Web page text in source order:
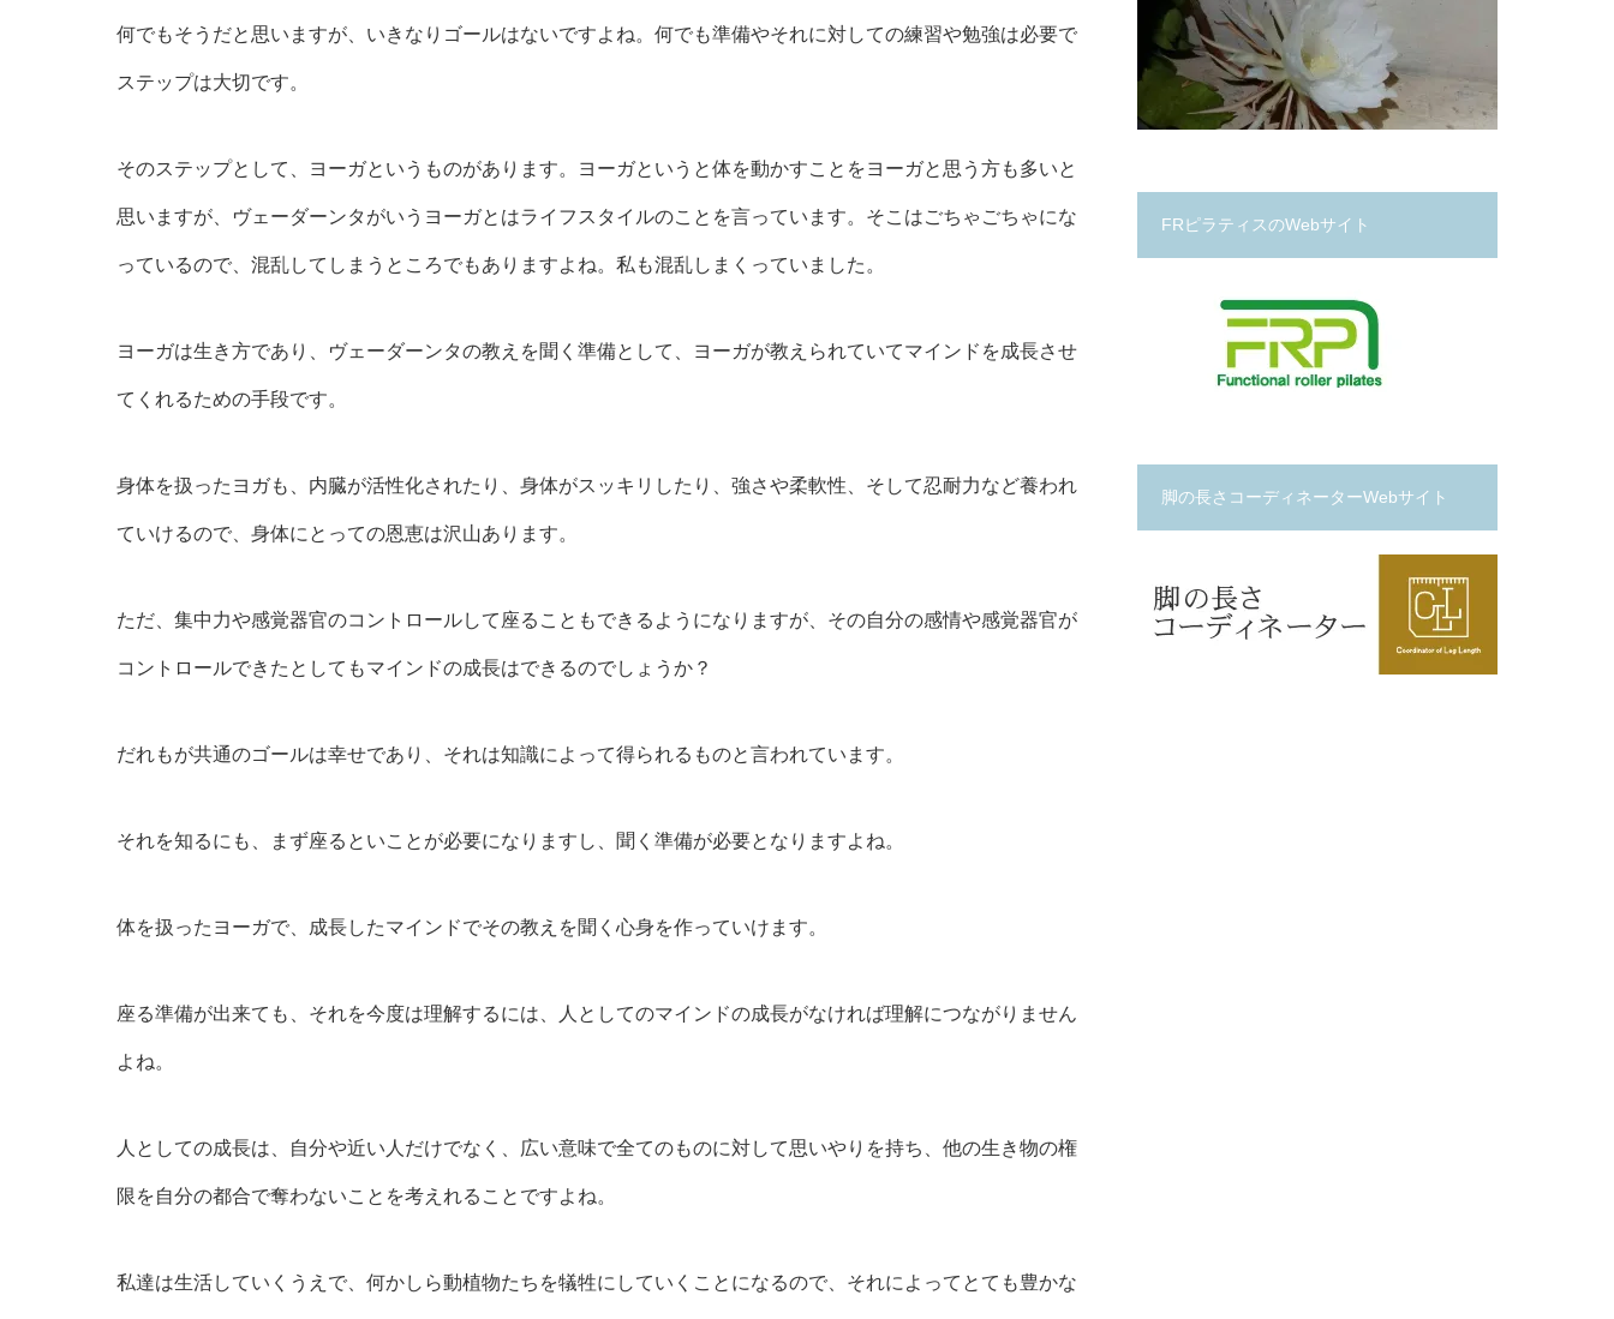
何でもそうだと思いますが、いきなりゴールはないですよね。何でも準備やそれに対しての練習や勉強は必要で
ステップは大切です。
そのステップとして、ヨーガというものがあります。ヨーガというと体を動かすことをヨーガと思う方も多いと
思いますが、ヴェーダーンタがいうヨーガとはライフスタイルのことを言っています。そこはごちゃごちゃにな
っているので、混乱してしまうところでもありますよね。私も混乱しまくっていました。
ヨーガは生き方であり、ヴェーダーンタの教えを聞く準備として、ヨーガが教えられていてマインドを成長させ
てくれるための手段です。
身体を扱ったヨガも、内臓が活性化されたり、身体がスッキリしたり、強さや柔軟性、そして忍耐力など養われ
ていけるので、身体にとっての恩恵は沢山あります。
ただ、集中力や感覚器官のコントロールして座ることもできるようになりますが、 その自分の感情や感覚器官が
コントロールできたとしてもマインドの成長はできるのでしょうか？
だれもが共通のゴールは幸せであり、それは知識によって得られるものと言われています。
それを知るにも、まず座るといことが必要になりますし、聞く準備が必要となりますよね。
体を扱ったヨーガで、成長したマインドでその教えを聞く心身を作っていけます。
座る準備が出来ても、それを今度は理解するには、人としてのマインドの成長がなければ理解につながりません
よね。
人としての成長は、自分や近い人だけでなく、広い意味で全てのものに対して思いやりを持ち、他の生き物の権
限を自分の都合で奪わないことを考えれることですよね。
私達は生活していくうえで、何かしら動植物たちを犠牲にしていくことになるので、それによってとても豊かな
FRピラティスのWebサイト
脚の長さコーディネーターWebサイト